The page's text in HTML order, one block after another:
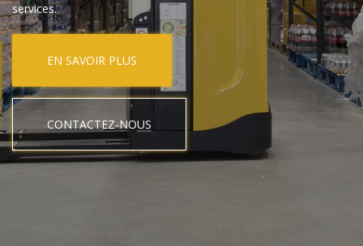
services.
EN SAVOIR PLUS
CONTACTEZ-NOUS